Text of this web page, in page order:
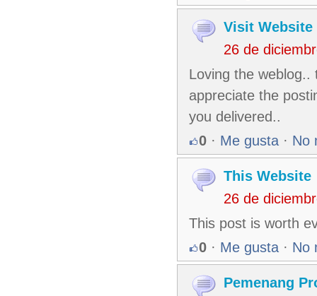
Visit Website
26 de
Loving the
appreciate the
you delivered..
0 · Me gusta · No
This Website
26 de
This post is worth
0 · Me gusta · No
Pemenang